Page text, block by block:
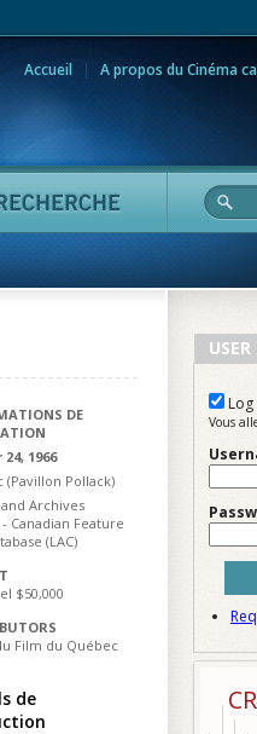
Accueil A propos du Cinéma
DE
1966
(Pavillon Pollack)
Archives
- Canadian Feature
(LAC)
$50,000
Film du Québec
de
Log
Vous